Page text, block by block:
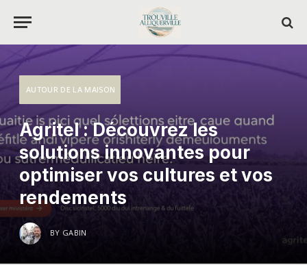
AUTOUR DE LA MAISON
Agritel : Découvrez les
solutions innovantes pour
optimiser vos cultures et vos
rendements
BY GABIN